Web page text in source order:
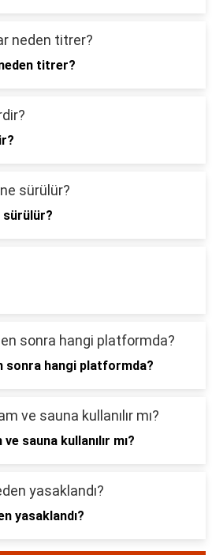
titrer?
sürülür?
sonra hangi platformda?
sauna kullanılır mı?
yasaklandı?